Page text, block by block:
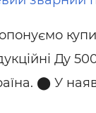
Ду
⬤ У